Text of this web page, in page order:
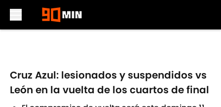
Cruz Azul: lesionados y suspendidos vs
León en la vuelta de los cuartos de final